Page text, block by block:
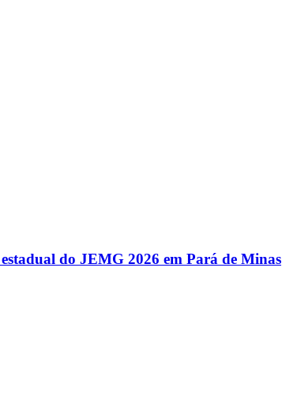
do JEMG 2026 em Pará de Minas